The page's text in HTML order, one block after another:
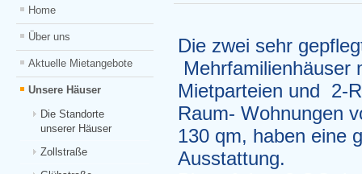
Home
Über uns
Aktuelle Mietangebote
Unsere Häuser
Die Standorte
unserer Häuser
Zollstraße
Die zwei sehr
Mehrfamilienhäuser
Mietparteien und 2-
Raum- Wohnungen
130 qm, haben eine
Ausstattung.